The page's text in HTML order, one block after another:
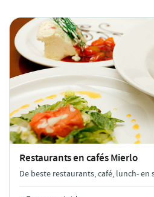
Restaurants en cafésMierlo
De beste restaurants, café, lunch- en